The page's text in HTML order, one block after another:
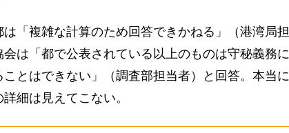
「複雑な計算のため回答できかねる」（港湾局担
は「都で公表されている以上のものは守秘義務に
とはできない」（調査部担当者）と回答。本当に
細は見えてこない。